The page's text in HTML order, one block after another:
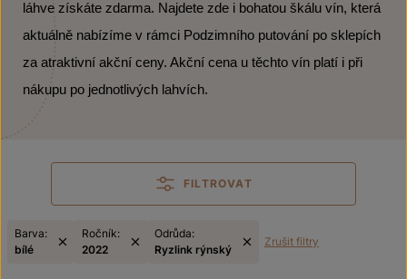
láhve získáte zdarma. Najdete zde i bohatou škálu vín, která
aktuálně nabízíme v rámci Podzimního putování po sklepích
za atraktivní akční ceny. Akční cena u těchto vín platí i při
nákupu po jednotlivých lahvích.
FILTROVAT
Barva:
bílé
Ročník:
2022
Odrůda:
Ryzlink rýnský
Zrušit filtry